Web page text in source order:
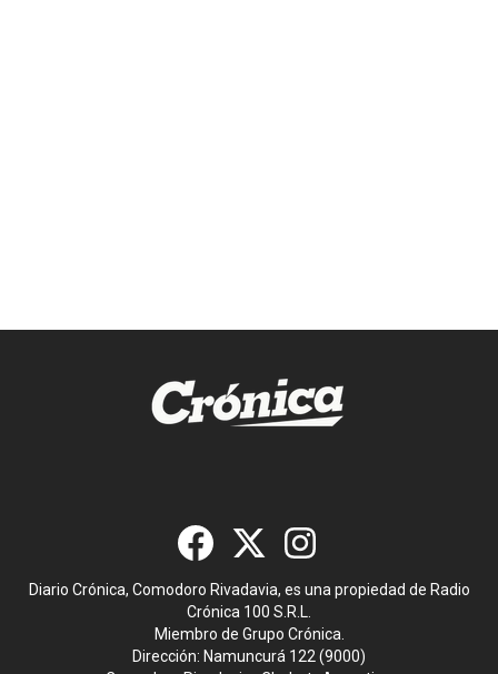
Diario Crónica, Comodoro Rivadavia, es una propiedad de Radio
Crónica 100 S.R.L.
Miembro de Grupo Crónica.
Dirección: Namuncurá 122 (9000)